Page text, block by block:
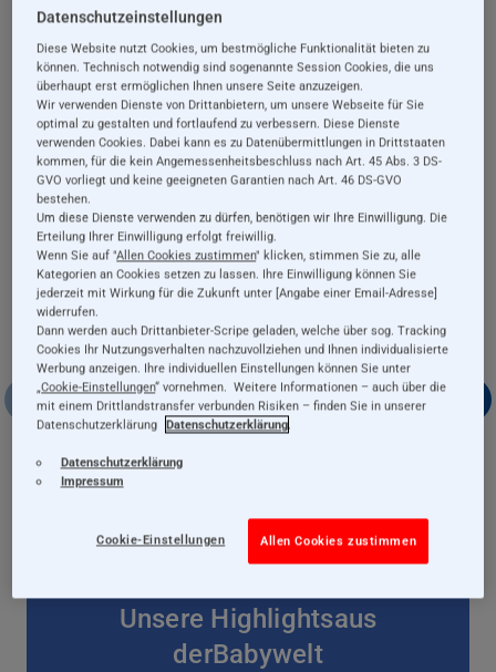
verschiedenen Teile
aus Holz, 16 Teile
39,99 €
inkl. 19% MwSt., exkl.
Versandkosten
Details
mit Glöckchen aus
Holz, 13 cm
15,99 €
inkl. 19% MwSt., exkl.
Versandkosten
Details
Unsere Kategorien
Schönes und
Nützliches
Unsere Highlightsaus
derBabywelt
Datenschutzeinstellungen
Diese Website nutzt Cookies, um bestmögliche Funktionalität bieten zu
können. Technisch notwendig sind sogenannte Session Cookies, die uns
überhaupt erst ermöglichen Ihnen unsere Seite anzuzeigen.
Wir verwenden Dienste von Drittanbietern, um unsere Webseite für Sie
optimal zu gestalten und fortlaufend zu verbessern. Diese Dienste
verwenden Cookies. Dabei kann es zu Datenübermittlungen in Drittstaaten
kommen, für die kein Angemessenheitsbeschluss nach Art. 45 Abs. 3 DS-
GVO vorliegt und keine geeigneten Garantien nach Art. 46 DS-GVO
bestehen.
Um diese Dienste verwenden zu dürfen, benötigen wir Ihre Einwilligung. Die
Erteilung Ihrer Einwilligung erfolgt freiwillig.
Wenn Sie auf "Allen Cookies zustimmen" klicken, stimmen Sie zu, alle
Kategorien an Cookies setzen zu lassen. Ihre Einwilligung können Sie
jederzeit mit Wirkung für die Zukunft unter [Angabe einer Email-Adresse]
widerrufen.
Dann werden auch Drittanbieter-Scripe geladen, welche über sog. Tracking
Cookies Ihr Nutzungsverhalten nachzuvollziehen und Ihnen individualisierte
Werbung anzeigen. Ihre individuellen Einstellungen können Sie unter
„Cookie-Einstellungen“ vornehmen. Weitere Informationen – auch über die
mit einem Drittlandstransfer verbunden Risiken – finden Sie in unserer
Datenschutzerklärung Datenschutzerklärung.
Datenschutzerklärung
Impressum
Allen Cookies zustimmen
Cookie-Einstellungen